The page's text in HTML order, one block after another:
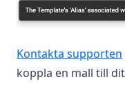
Kontakta supporten
koppla en mall till